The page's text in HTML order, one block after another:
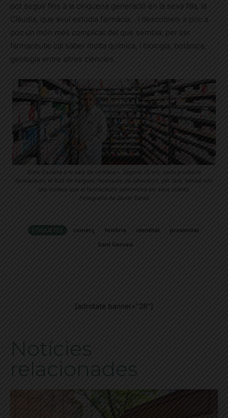
pot seguir fins a la cinquena generació en la seva filla, la
Clàudia, que avui estudia farmàcia… i descobreix a poc a
poc un món més complicat del que sembla: per ser
farmacèutic cal saber molta química, i biologia, botànica,
geologia entre altres ciències.
Enric Escarrà a la sala de «trofeus». Segons l’Enric, cada producte
farmacèutic el fruit de llargues recerques de laboratori, per tant, també són
uns trofeus que el farmacèutic administra als seus clients.
Fotografia de Javier Sardá
ETIQUETES comerç història identitat
proximitat
Sant Gervasi
[adrotate banner="28"]
Notícies
relacionades